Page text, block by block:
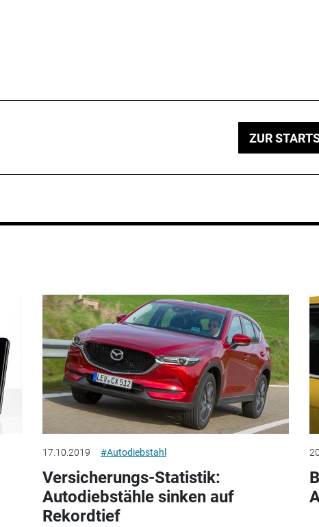
ZUR
17.10.2019 #Autodiebstahl
Versicherungs-Statistik:
Autodiebstähle sinken auf
Rekordtief